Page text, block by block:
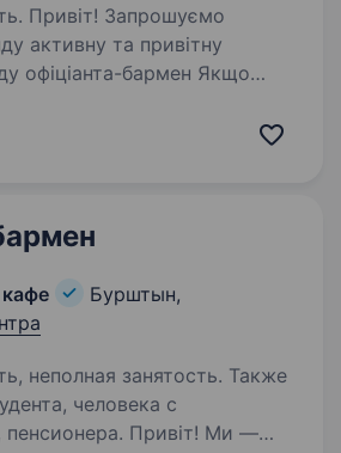
активну та привітну
офіціанта-бармен Якщо
новому та дарувати гарний
Бурштын,
неполная занятость. Также
человека с
Привіт! Ми —